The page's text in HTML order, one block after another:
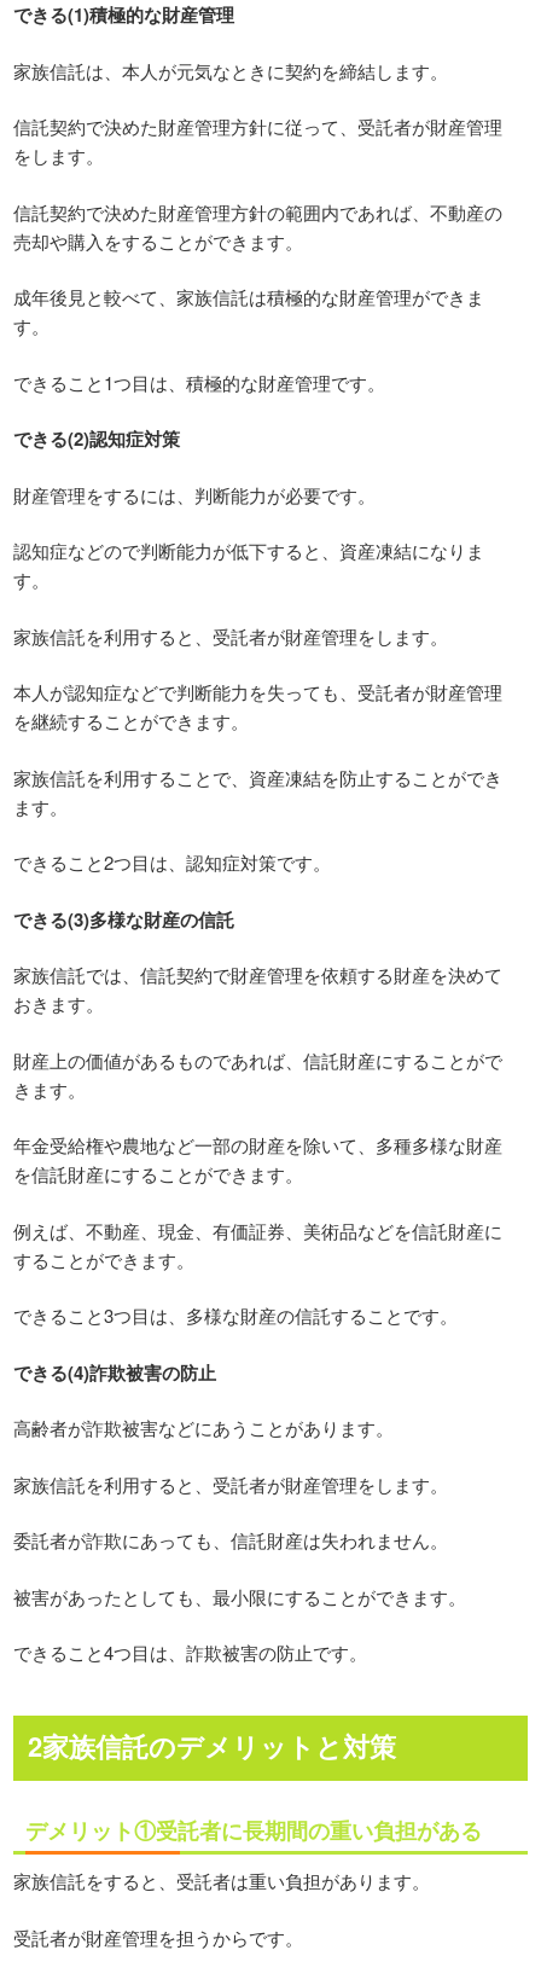
できる(1)積極的な財産管理
家族信託は、本人が元気なときに契約を締結します。
信託契約で決めた財産管理方針に従って、受託者が財産管理
をします。
信託契約で決めた財産管理方針の範囲内であれば、不動産の
売却や購入をすることができます。
成年後見と較べて、家族信託は積極的な財産管理ができま
す。
できること1つ目は、積極的な財産管理です。
できる(2)認知症対策
財産管理をするには、判断能力が必要です。
認知症などので判断能力が低下すると、資産凍結になりま
す。
家族信託を利用すると、受託者が財産管理をします。
本人が認知症などで判断能力を失っても、受託者が財産管理
を継続することができます。
家族信託を利用することで、資産凍結を防止することができ
ます。
できること2つ目は、認知症対策です。
できる(3)多様な財産の信託
家族信託では、信託契約で財産管理を依頼する財産を決めて
おきます。
財産上の価値があるものであれば、信託財産にすることがで
きます。
年金受給権や農地など一部の財産を除いて、多種多様な財産
を信託財産にすることができます。
例えば、不動産、現金、有価証券、美術品などを信託財産に
することができます。
できること3つ目は、多様な財産の信託することです。
できる(4)詐欺被害の防止
高齢者が詐欺被害などにあうことがあります。
家族信託を利用すると、受託者が財産管理をします。
委託者が詐欺にあっても、信託財産は失われません。
被害があったとしても、最小限にすることができます。
できること4つ目は、詐欺被害の防止です。
2家族信託のデメリットと対策
デメリット①受託者に長期間の重い負担がある
家族信託をすると、受託者は重い負担があります。
受託者が財産管理を担うからです。